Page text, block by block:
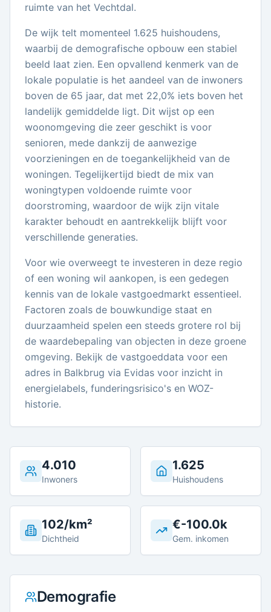
ruimte van het Vechtdal.
De wijk telt momenteel 1.625 huishoudens,
waarbij de demografische opbouw een stabiel
beeld laat zien. Een opvallend kenmerk van de
lokale populatie is het aandeel van de inwoners
boven de 65 jaar, dat met 22,0% iets boven het
landelijk gemiddelde ligt. Dit wijst op een
woonomgeving die zeer geschikt is voor
senioren, mede dankzij de aanwezige
voorzieningen en de toegankelijkheid van de
woningen. Tegelijkertijd biedt de mix van
woningtypen voldoende ruimte voor
doorstroming, waardoor de wijk zijn vitale
karakter behoudt en aantrekkelijk blijft voor
verschillende generaties.
Voor wie overweegt te investeren in deze regio
of een woning wil aankopen, is een gedegen
kennis van de lokale vastgoedmarkt essentieel.
Factoren zoals de bouwkundige staat en
duurzaamheid spelen een steeds grotere rol bij
de waardebepaling van objecten in deze groene
omgeving. Bekijk de vastgoeddata voor een
adres in Balkbrug via Evidas voor inzicht in
energielabels, funderingsrisico's en WOZ-
historie.
4.010
Inwoners
1.625
Huishoudens
102/km²
Dichtheid
€-100.0k
Gem. inkomen
Demografie